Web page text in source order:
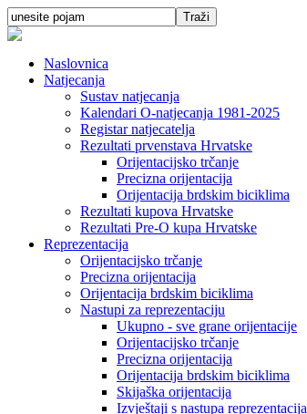
Naslovnica
Natjecanja
Sustav natjecanja
Kalendari O-natjecanja 1981-2025
Registar natjecatelja
Rezultati prvenstava Hrvatske
Orijentacijsko trčanje
Precizna orijentacija
Orijentacija brdskim biciklima
Rezultati kupova Hrvatske
Rezultati Pre-O kupa Hrvatske
Reprezentacija
Orijentacijsko trčanje
Precizna orijentacija
Orijentacija brdskim biciklima
Nastupi za reprezentaciju
Ukupno - sve grane orijentacije
Orijentacijsko trčanje
Precizna orijentacija
Orijentacija brdskim biciklima
Skijaška orijentacija
Izvještaji s nastupa reprezentacija